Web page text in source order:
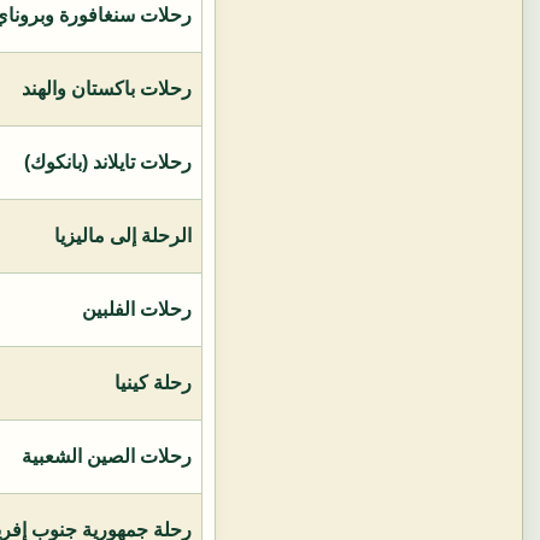
رحلات سنغافورة
رحلات باكستان والهند
رحلات تايلاند (بانكوك)
الرحلة إلى ماليزيا
رحلات الفلبين
رحلة كينيا
رحلات الصين الشعبية
رحلة جمهورية جنوب